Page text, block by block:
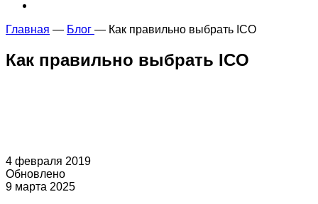
Главная — Блог — Как правильно выбрать ICO
Как правильно выбрать ICO
4 февраля 2019
Обновлено
9 марта 2025